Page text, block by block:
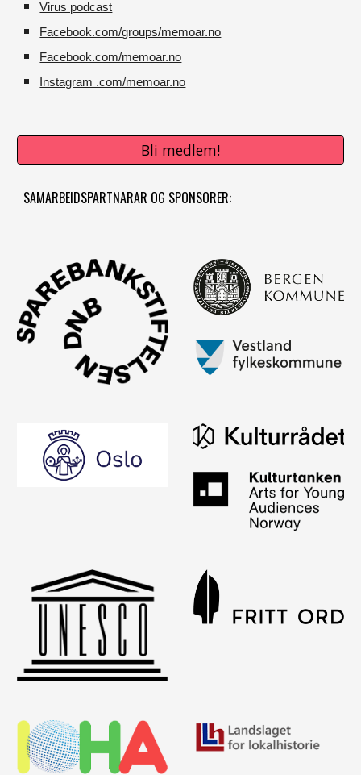
Virus podcast
Facebook.com/groups/memoar.no
Facebook.com/memoar.no
Instagram .com/memoar.no
Bli medlem!
SAMARBEIDSPARTNARAR OG SPONSORER: